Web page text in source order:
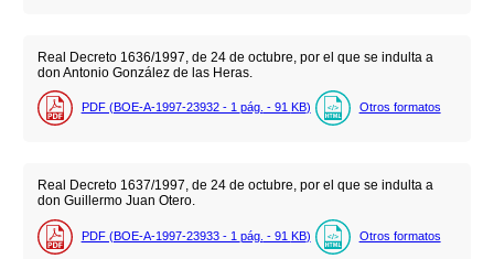
Real Decreto 1636/1997, de 24 de octubre, por el que se indulta a
don Antonio González de las Heras.
PDF (BOE-A-1997-23932 - 1 pág. - 91 KB) Otros formatos
Real Decreto 1637/1997, de 24 de octubre, por el que se indulta a
don Guillermo Juan Otero.
PDF (BOE-A-1997-23933 - 1 pág. - 91 KB) Otros formatos